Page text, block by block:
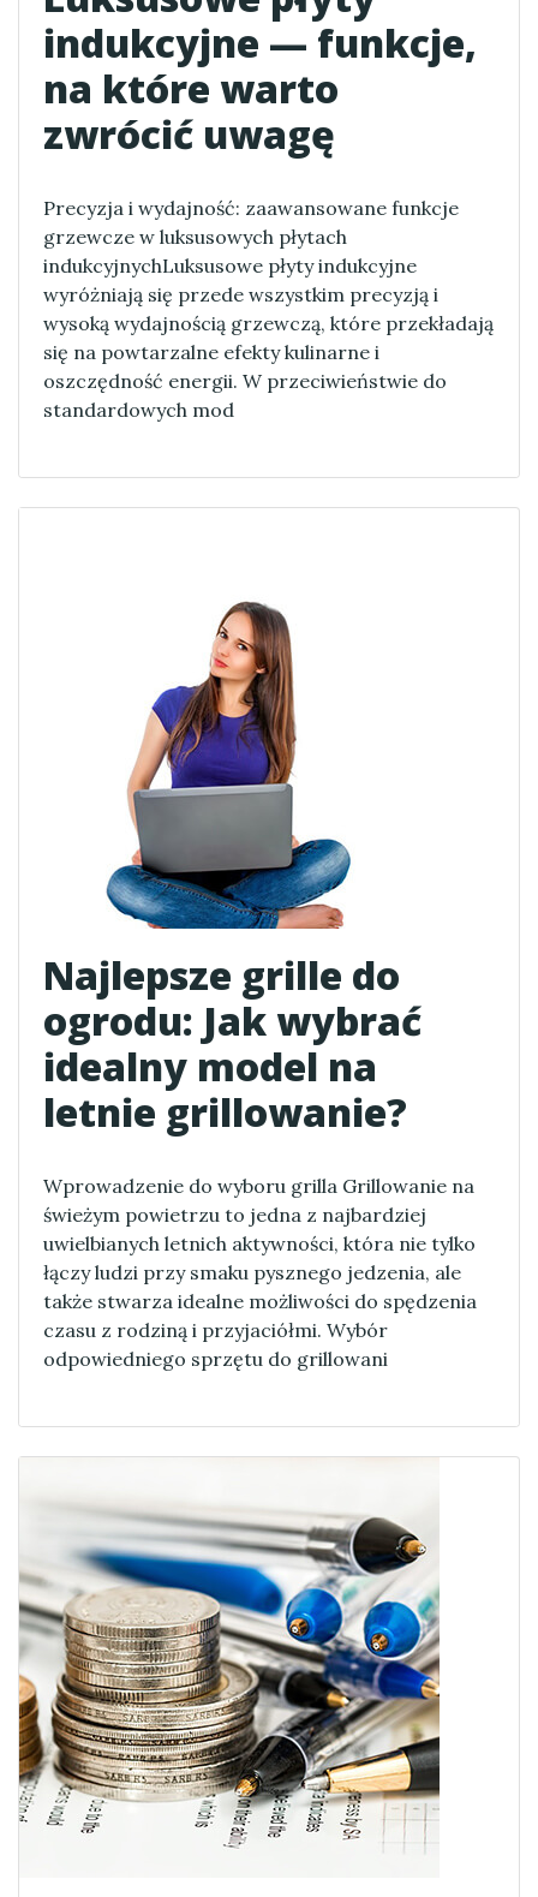
indukcyjne — funkcje,
na które warto
zwrócić uwagę
Precyzja i wydajność: zaawansowane funkcje
grzewcze w luksusowych płytach
indukcyjnychLuksusowe płyty indukcyjne
wyróżniają się przede wszystkim precyzją i
wysoką wydajnością grzewczą, które przekładają
się na powtarzalne efekty kulinarne i
oszczędność energii. W przeciwieństwie do
standardowych mod
Najlepsze grille do
ogrodu: Jak wybrać
idealny model na
letnie grillowanie?
Wprowadzenie do wyboru grilla Grillowanie na
świeżym powietrzu to jedna z najbardziej
uwielbianych letnich aktywności, która nie tylko
łączy ludzi przy smaku pysznego jedzenia, ale
także stwarza idealne możliwości do spędzenia
czasu z rodziną i przyjaciółmi. Wybór
odpowiedniego sprzętu do grillowani